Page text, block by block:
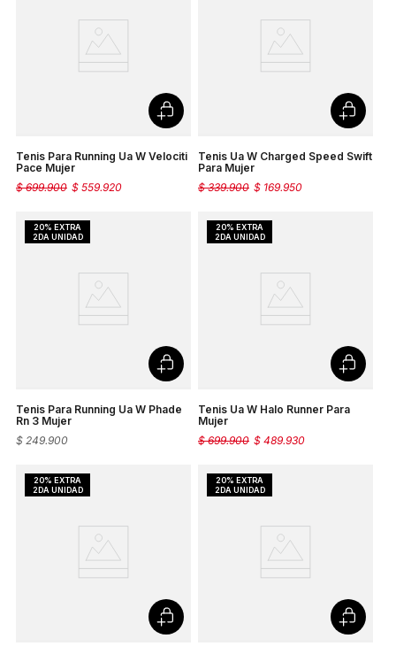
Tenis Para Running Ua W Velociti
Pace Mujer
$ 559.920
$ 699.900
Tenis Ua W Charged Speed Swift
Para Mujer
$ 169.950
$ 339.900
Tenis Para Running Ua W Phade
Rn 3 Mujer
$ 249.900
Tenis Ua W Halo Runner Para
Mujer
$ 489.930
$ 699.900